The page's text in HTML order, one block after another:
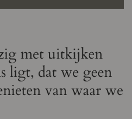
met uitkijken
ligt, dat we geen
van waar we